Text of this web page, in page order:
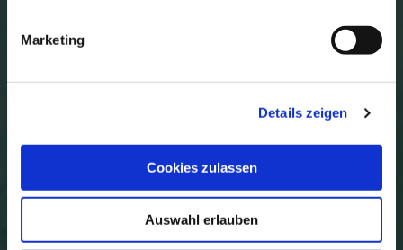
Marketing
Details zeigen
Cookies zulassen
Auswahl erlauben
Instagram
Facebook